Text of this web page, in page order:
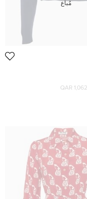
1,062 QAR
مُباع